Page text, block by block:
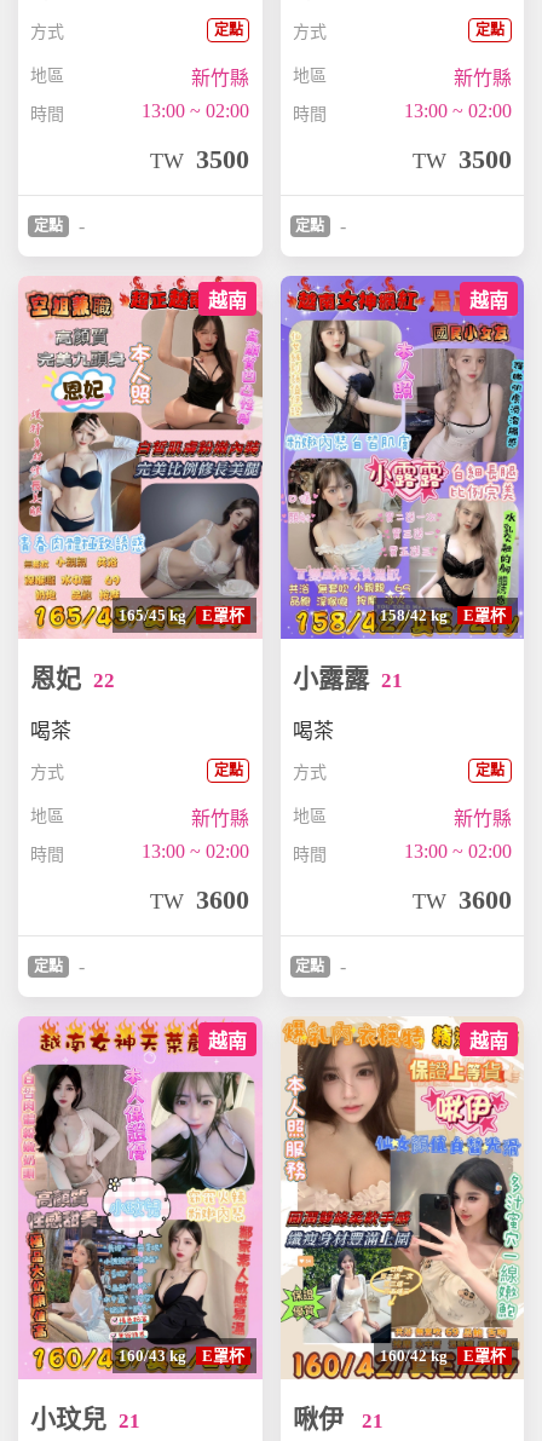
方式 定點
地區 新竹縣
時間 13:00 ~ 02:00
TW 3500
定點 -
方式 定點
地區 新竹縣
時間 13:00 ~ 02:00
TW 3500
定點 -
越南
165/45 kg E罩杯
恩妃22
喝茶
方式 定點
地區 新竹縣
時間 13:00 ~ 02:00
TW 3600
定點 -
越南
158/42 kg E罩杯
小露露 21
喝茶
方式 定點
地區 新竹縣
時間 13:00 ~ 02:00
TW 3600
定點 -
越南
160/43 kg E罩杯
小玟兒21
越南
160/42 kg E罩杯
啾伊 21